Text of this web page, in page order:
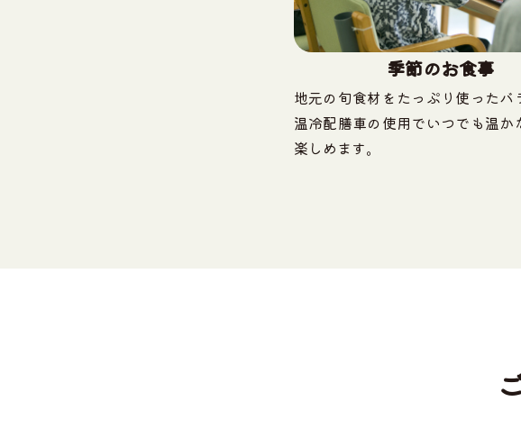
季節のお食事
地元の旬食材をたっぷり使ったバ
温冷配膳車の使用でいつでも温か
楽しめます。